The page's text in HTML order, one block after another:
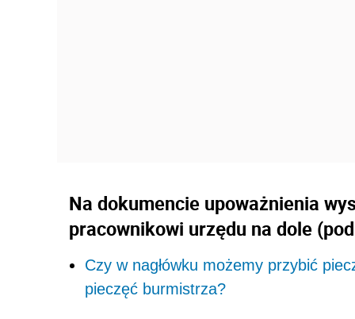
Na dokumencie upoważnienia
pracownikowi urzędu na dole
Czy w nagłówku możemy przybić
pieczęć burmistrza?